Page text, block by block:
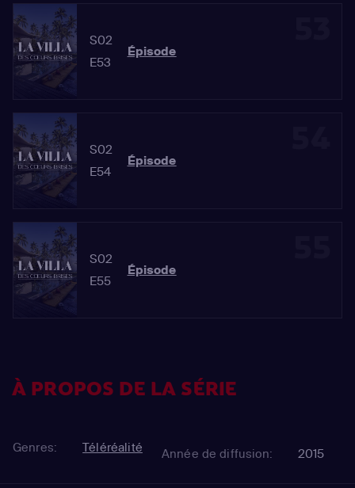
S02
E53
Épisode
S02
E54
Épisode
S02
E55
Épisode
À PROPOS DE LA SÉRIE
Genres: Téléréalité Année de diffusion: 2015